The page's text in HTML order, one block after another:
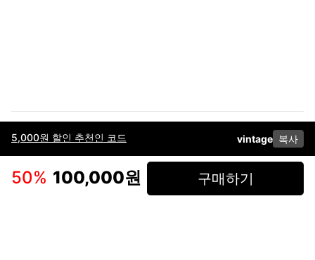
5,000원 할인 추천인 코드 vintage 복사
50% 100,000원 구매하기
이용약관고객센터판매개인정보 처리방침사업자 정보다운로드
인스타그램
페이스북